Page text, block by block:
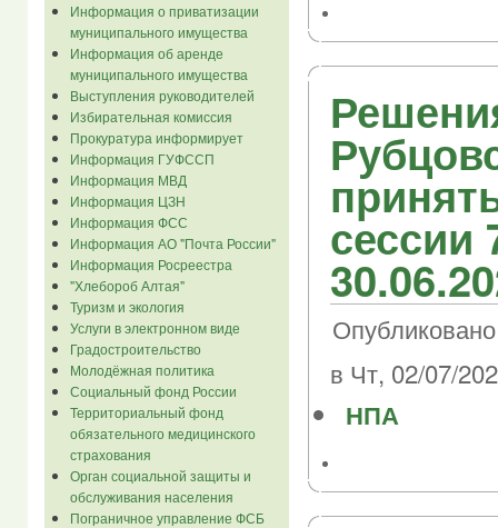
Информация о приватизации
муниципального имущества
Информация об аренде
муниципального имущества
Выступления руководителей
Избирательная комиссия
Прокуратура информирует
Информация ГУФССП
Информация МВД
Информация ЦЗН
Информация ФСС
Информация АО "Почта России"
Информация Росреестра
"Хлебороб Алтая"
Туризм и экология
Услуги в электронном виде
Градостроительство
Молодёжная политика
Социальный фонд России
Территориальный фонд
обязательного медицинского
страхования
Орган социальной защиты и
обслуживания населения
Пограничное управление ФСБ
сессии
в Чт, 02/07/
НПА